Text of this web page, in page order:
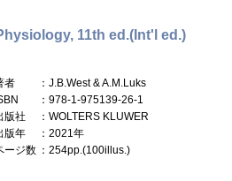
11th ed.(Int'l ed.)
者
：J.B.West & A.M.Luks
：978-1-975139-26-1
版社
：WOLTERS KLUWER
版年
：2021年
ージ数 ：254pp.(100illus.)